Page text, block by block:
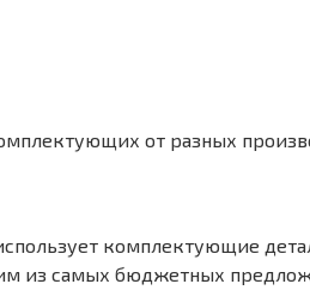
от разных
комплектующие
из самых бюджетных